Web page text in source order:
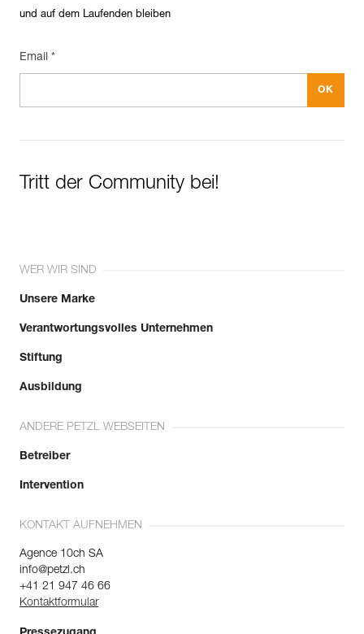
und auf dem Laufenden bleiben
Email *
Tritt der Community bei!
WER WIR SIND
Unsere Marke
Verantwortungsvolles Unternehmen
Stiftung
Ausbildung
ANDERE PETZL WEBSEITEN
Betreiber
Intervention
KONTAKT AUFNEHMEN
Agence 10ch SA
info@petzl.ch
+41 21 947 46 66
Kontaktformular